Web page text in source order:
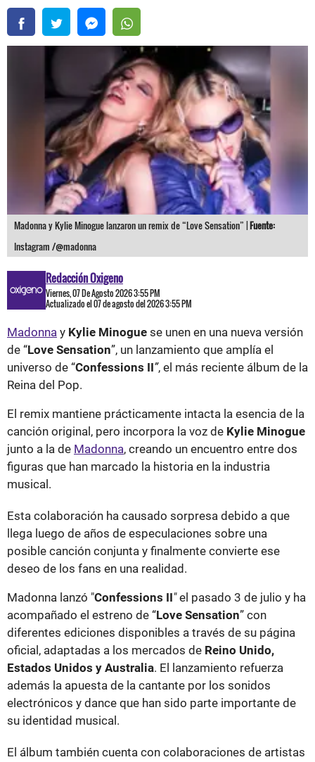
Madonna y Kylie Minogue lanzaron un remix de “Love Sensation” |Fuente:
Instagram /@madonna
Redacción Oxigeno
Viernes, 07 De Agosto 2026 3:55 PM
Actualizado el 07 de agosto del 2026 3:55 PM
Madonna y Kylie Minogue se unen en una nueva versión
de “Love Sensation”, un lanzamiento que amplía el
universo de “Confessions II”, el más reciente álbum de la
Reina del Pop.
El remix mantiene prácticamente intacta la esencia de la
canción original, pero incorpora la voz de Kylie Minogue
junto a la de Madonna, creando un encuentro entre dos
figuras que han marcado la historia en la industria
musical.
Esta colaboración ha causado sorpresa debido a que
llega luego de años de especulaciones sobre una
posible canción conjunta y finalmente convierte ese
deseo de los fans en una realidad.
Madonna lanzó "Confessions II"el pasado 3 de julio y ha
acompañado el estreno de “Love Sensation” con
diferentes ediciones disponibles a través de su página
oficial, adaptadas a los mercados de Reino Unido,
Estados Unidos y Australia. El lanzamiento refuerza
además la apuesta de la cantante por los sonidos
electrónicos y dance que han sido parte importante de
su identidad musical.
El álbum también cuenta con colaboraciones de artistas